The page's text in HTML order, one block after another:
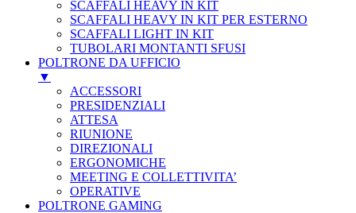
SCAFFALI HEAVY IN KIT
SCAFFALI HEAVY IN KIT PER ESTERNO
SCAFFALI LIGHT IN KIT
TUBOLARI MONTANTI SFUSI
POLTRONE DA UFFICIO
▼
ACCESSORI
PRESIDENZIALI
ATTESA
RIUNIONE
DIREZIONALI
ERGONOMICHE
MEETING E COLLETTIVITA’
OPERATIVE
POLTRONE GAMING